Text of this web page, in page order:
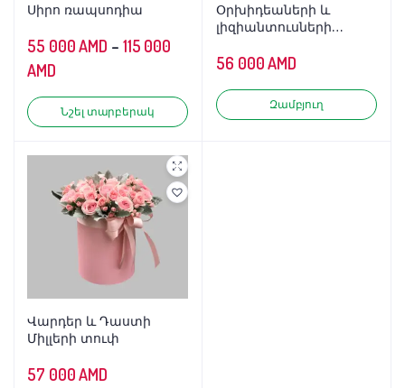
Սիրո ռապսոդիա
55 000AMD – 115 000
AMD
Նշել տարբերակ
Օրխիդեաների և
լիզիանտուսների
56 000AMD
Զամբյուղ
Վարդեր և Դաստի
Միլլերի տուփ
57 000AMD